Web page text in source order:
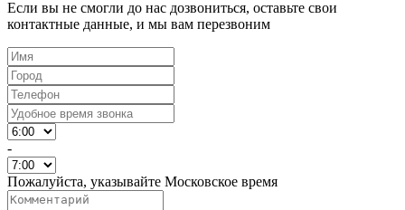
Если вы не смогли до нас дозвониться, оставьте свои
контактные данные, и мы вам перезвоним
-
Пожалуйста, указывайте Московское время